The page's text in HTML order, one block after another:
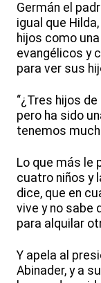
Germán el
igual que
hijos como
evangélicos y
para ver sus
“¿Tres hijos
pero ha sido
tenemos
Lo que más le
cuatro niños y
dice, que en
vive y no sabe
para alquilar
Y apela al
Abinader, y a